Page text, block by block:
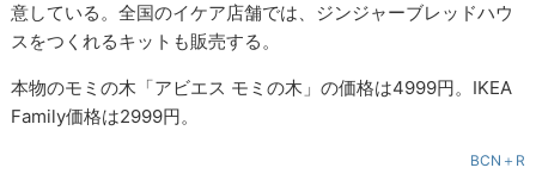
意している。全国のイケア店舗では、ジンジャーブレッドハウ
スをつくれるキットも販売する。
本物のモミの木「アビエス モミの木」の価格は4999円。IKEA
Family価格は2999円。
BCN＋R